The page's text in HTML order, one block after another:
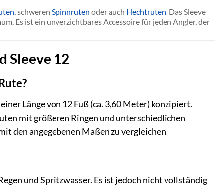
, schweren Spinnruten oder auch Hechtruten. Das Sleeve
Es ist ein unverzichtbares Accessoire für jeden Angler, der
Sleeve 12
Länge von 12 Fuß (ca. 3,60 Meter) konzipiert.
mit größeren Ringen und unterschiedlichen
den angegebenen Maßen zu vergleichen.
und Spritzwasser. Es ist jedoch nicht vollständig